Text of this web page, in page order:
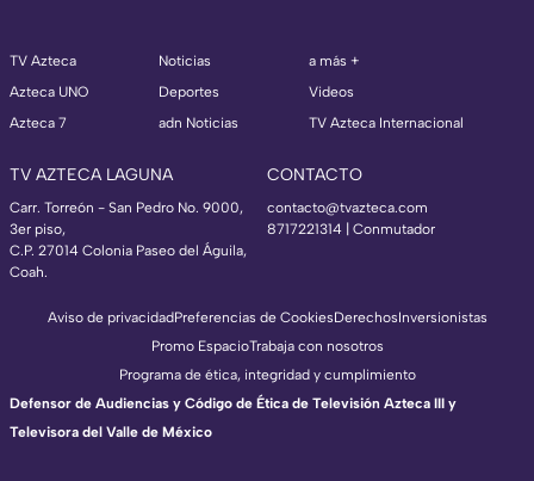
TV Azteca
Azteca UNO
Azteca 7
Noticias
Deportes
adn Noticias
a más +
Videos
TV Azteca Internacional
TV AZTECA LAGUNA
Carr. Torreón - San Pedro No. 9000,
3er piso,
C.P. 27014 Colonia Paseo del Águila,
Coah.
CONTACTO
contacto@tvazteca.com
8717221314 | Conmutador
Aviso de privacidadPreferencias de CookiesDerechosInversionistas
Promo EspacioTrabaja con nosotros
Programa de ética, integridad y cumplimiento
Defensor de Audiencias y Código de Ética de Televisión Azteca III y
Televisora del Valle de México